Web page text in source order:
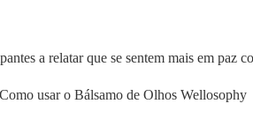
a relatar que se sentem mais em paz